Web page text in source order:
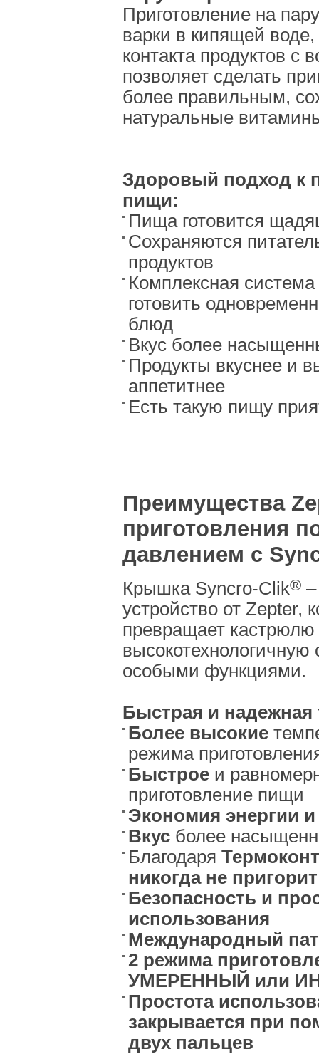
Приготовление на
варки в кипящей воде,
контакта продуктов с
позволяет сделать
более правильным,
натуральные
Здоровый подход к
пищи:
Пища готовится
Сохраняются
продуктов
Комплексная система
готовить
блюд
Вкус более
Продукты вкуснее и
аппетитнее
Есть такую пищу
Преимущества
приготовления
давлением с
Крышка Syncro-Clik®
устройство от Zepter,
превращает кастрюлю
высокотехнологичную
особыми функциями.
Быстрая и надежная
Более высокие
режима
Быстрое и
приготовление пищи
Экономия энергии и
Вкус более
Благодаря
никогда не пригорит
Безопасность и
использования
Международный
2 режима
УМЕРЕННЫЙ или
Простота
закрывается при
двух пальцев